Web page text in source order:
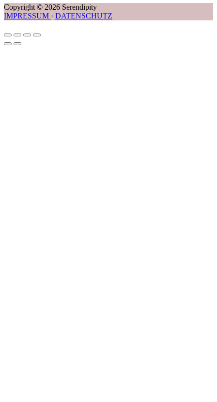
Copyright © 2026 Serendipity
IMPRESSUM · DATENSCHUTZ